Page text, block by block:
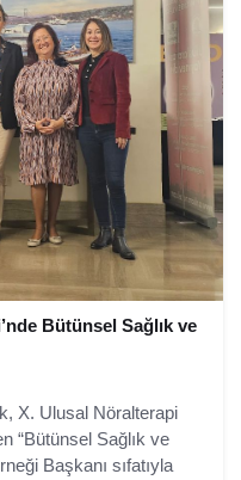
Bütünsel Sağlık ve
X. Ulusal Nöralterapi
“Bütünsel Sağlık ve
Başkanı sıfatıyla